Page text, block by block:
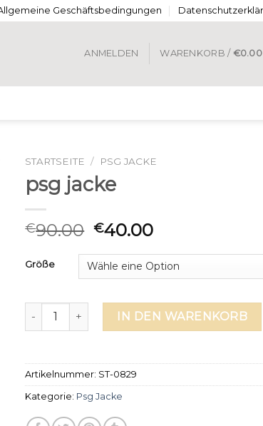
Geschäftsbedingungen
ANMELDEN WARENKORB / €0.00
STARTSEITE / PSG JACKE
psg jacke
€90.00 €40.00
Größe
psg jacke Menge IN DEN WARENKORB
Artikelnummer: ST-0829
Kategorie: Psg Jacke